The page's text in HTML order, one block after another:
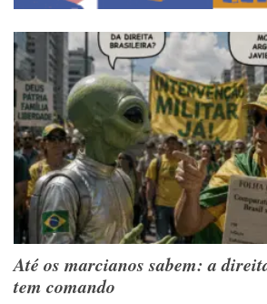
Até os marcianos sabem: a
tem comando